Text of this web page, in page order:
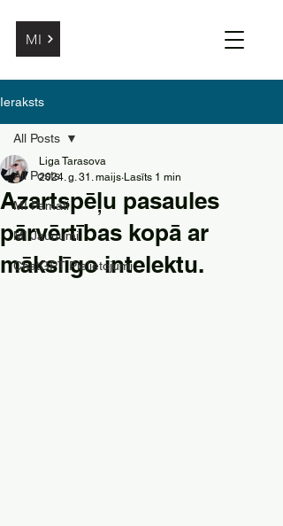
MI
Ieraksts
All Posts
MI Pamati
MI Jaunumi
ChatGPT Pielietojumi
All Posts
Azartspēļu pasaules
pārvērtības kopā ar
mākslīgo intelektu.
Liga Tarasova
2024. g. 31. maijs Lasīts 1 min